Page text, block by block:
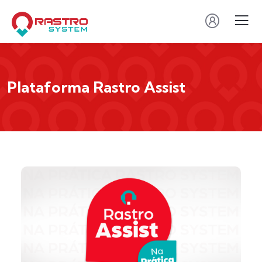
Plataforma Rastro Assist